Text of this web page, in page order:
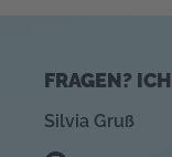
FRAGEN?
Silvia Gruß